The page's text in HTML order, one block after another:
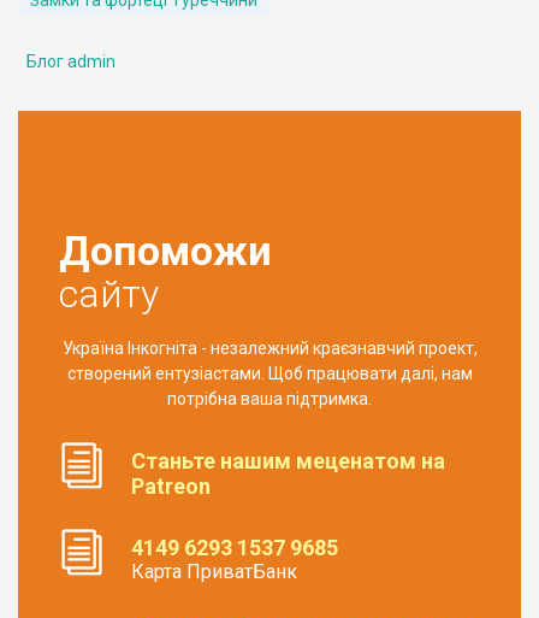
Блог admin
Допоможи
сайту
Україна Інкогніта - незалежний краєзнавчий проект,
створений ентузіастами. Щоб працювати далі, нам
потрібна ваша підтримка.
Станьте нашим меценатом на
Patreon
4149 6293 1537 9685
Карта ПриватБанк